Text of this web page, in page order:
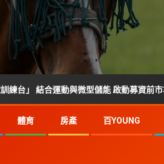
合運動與微型儲能 啟動募資前市場調查
體育 房產 百YOUNG